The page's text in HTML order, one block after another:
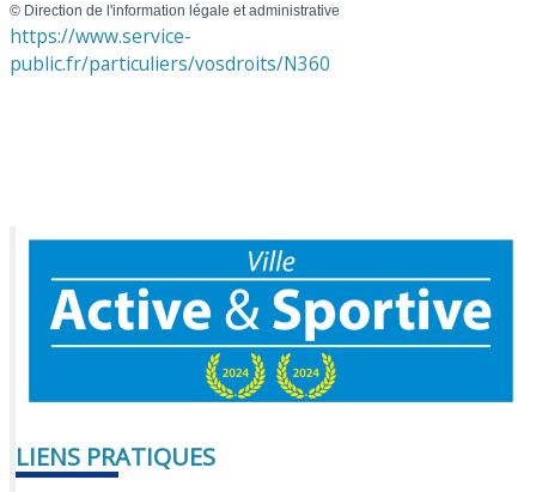
© Direction de l'information légale et administrative
https://www.service-
public.fr/particuliers/vosdroits/N360
LIENS PRATIQUES